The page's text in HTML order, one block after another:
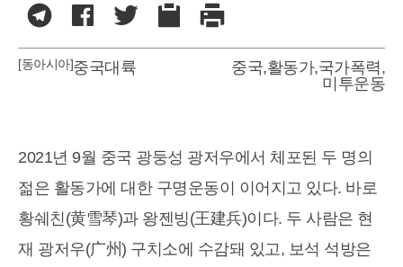
[동아시아]중국대륙 중국,활동가,국가폭력,
미투운동
2021년 9월 중국 광둥성 광저우에서 체포된 두 명의
젊은 활동가에 대한 구명운동이 이어지고 있다. 바로
황쉐친(黄雪琴)과 왕젠빙(王建兵)이다. 두 사람은 현
재 광저우(广州) 구치소에 수감돼 있고, 보석 석방은